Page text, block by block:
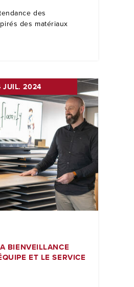
des
des matériaux
JUIL. 2024
BIENVEILLANCE
ET LE SERVICE